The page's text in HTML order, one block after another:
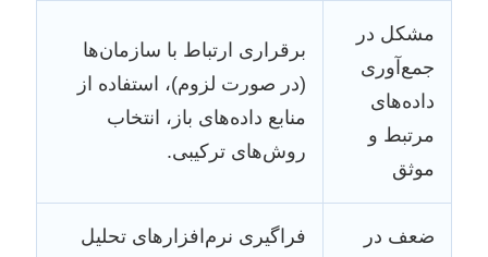
مشکل در
جمع‌آوری
داده‌های
مرتبط و
موثق
برقراری ارتباط با سازمان‌ها
(در صورت لزوم)، استفاده از
منابع داده‌های باز، انتخاب
روش‌های ترکیبی.
ضعف در
فراگیری نرم‌افزارهای تحلیل